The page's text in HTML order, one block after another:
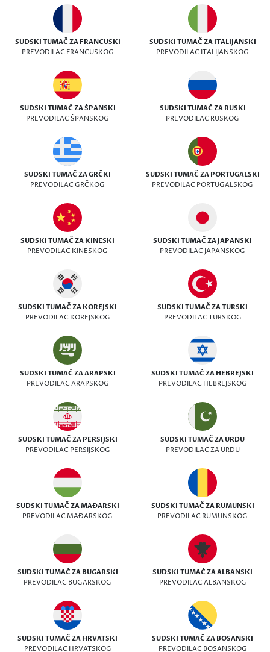
SUDSKI TUMAČ ZA FRANCUSKI
PREVODILAC FRANCUSKOG
SUDSKI TUMAČ ZA ITALIJANSKI
PREVODILAC ITALIJANSKOG
SUDSKI TUMAČ ZA ŠPANSKI
PREVODILAC ŠPANSKOG
SUDSKI TUMAČ ZA RUSKI
PREVODILAC RUSKOG
SUDSKI TUMAČ ZA GRČKI
PREVODILAC GRČKOG
SUDSKI TUMAČ ZA PORTUGALSKI
PREVODILAC PORTUGALSKOG
SUDSKI TUMAČ ZA KINESKI
PREVODILAC KINESKOG
SUDSKI TUMAČ ZA JAPANSKI
PREVODILAC JAPANSKOG
SUDSKI TUMAČ ZA KOREJSKI
PREVODILAC KOREJSKOG
SUDSKI TUMAČ ZA TURSKI
PREVODILAC TURSKOG
SUDSKI TUMAČ ZA ARAPSKI
PREVODILAC ARAPSKOG
SUDSKI TUMAČ ZA HEBREJSKI
PREVODILAC HEBREJSKOG
SUDSKI TUMAČ ZA PERSIJSKI
PREVODILAC PERSIJSKOG
SUDSKI TUMAČ ZA URDU
PREVODILAC ZA URDU
SUDSKI TUMAČ ZA MAĐARSKI
PREVODILAC MAĐARSKOG
SUDSKI TUMAČ ZA RUMUNSKI
PREVODILAC RUMUNSKOG
SUDSKI TUMAČ ZA BUGARSKI
PREVODILAC BUGARSKOG
SUDSKI TUMAČ ZA ALBANSKI
PREVODILAC ALBANSKOG
SUDSKI TUMAČ ZA HRVATSKI
PREVODILAC HRVATSKOG
SUDSKI TUMAČ ZA BOSANSKI
PREVODILAC BOSANSKOG